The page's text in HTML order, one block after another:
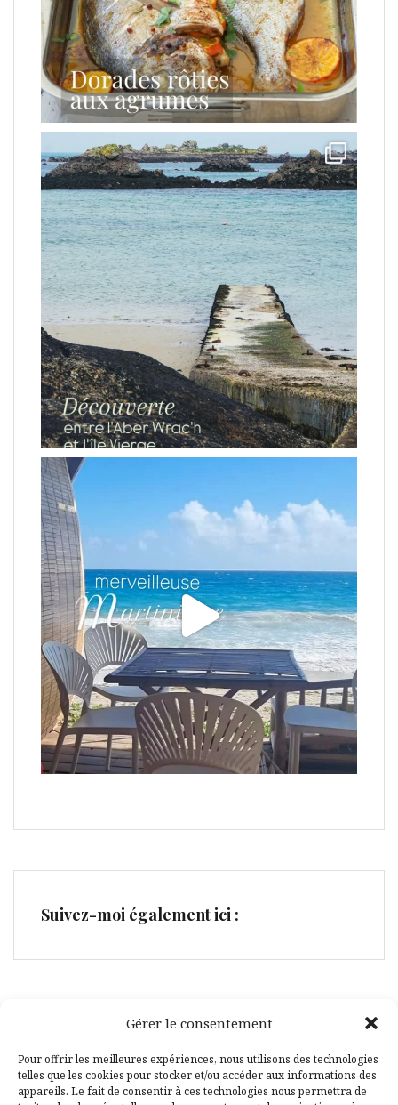
Gérer le consentement
Pour offrir les meilleures expériences, nous utilisons des technologies
telles que les cookies pour stocker et/ou accéder aux informations des
appareils. Le fait de consentir à ces technologies nous permettra de
Suivez-moi également ici :
Facebook
Pinterest